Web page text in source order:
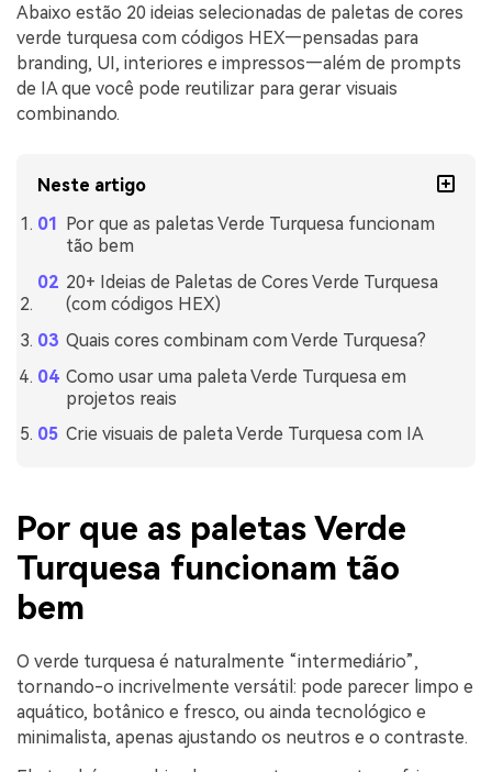
Abaixo estão 20 ideias selecionadas de paletas de cores
verde turquesa com códigos HEX—pensadas para
branding, UI, interiores e impressos—além de prompts
de IA que você pode reutilizar para gerar visuais
combinando.
Neste artigo
Por que as paletas Verde Turquesa funcionam
tão bem
20+ Ideias de Paletas de Cores Verde Turquesa
(com códigos HEX)
Quais cores combinam com Verde Turquesa?
Como usar uma paleta Verde Turquesa em
projetos reais
Crie visuais de paleta Verde Turquesa com IA
Por que as paletas Verde
Turquesa funcionam tão
bem
O verde turquesa é naturalmente “intermediário”,
tornando-o incrivelmente versátil: pode parecer limpo e
aquático, botânico e fresco, ou ainda tecnológico e
minimalista, apenas ajustando os neutros e o contraste.